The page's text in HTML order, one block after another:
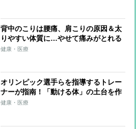
背中のこりは腰痛、肩こりの原因＆太
りやすい体質に…やせて痛みがとれる
「1日3分の背中ストレッチ」を整体師
健康・医療
オリンピック選手らを指導するトレー
ナーが指南！「動ける体」の土台を作
る簡単メソッド「ふるふる」とは？
健康・医療